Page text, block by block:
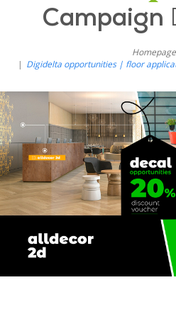
Campaign
Homepage
Digidelta opportunities | floor